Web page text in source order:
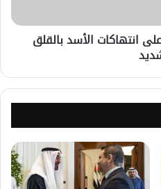
انتهاكات الأسد بالقلق